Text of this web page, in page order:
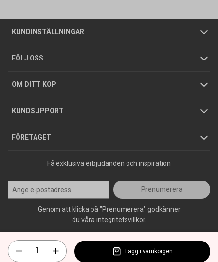
KUNDINSTÄLLNINGAR
Företagskund / Privatkund
FÖLJ OSS
OM DITT KÖP
Allmänna försäljningsvillkor
Integritetspolicy
GDPR
KUNDSUPPORT
Butiker
Foldrar och kataloger
Köpguider
Varumärken
FÖRETAGET
Om oss
Tjänster
Hållbarhet
Jobba hos oss
Press
Få exklusiva erbjudanden och inspiration
Prenumerera
Genom att klicka på "Prenumerera" godkänner
du våra integritetsvillkor.
Lägg i varukorgen